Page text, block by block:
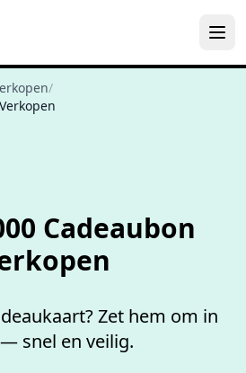
/
Cadeaubon
Zet hem om in
snel en veilig.